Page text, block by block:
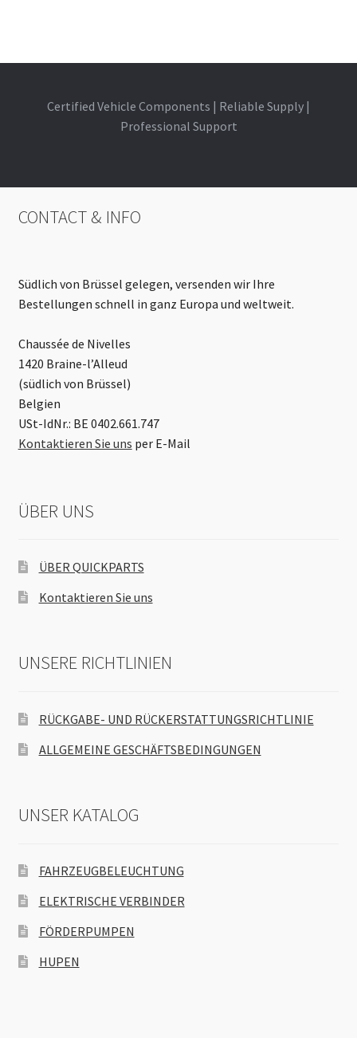
Certified Vehicle Components | Reliable Supply |
Professional Support
CONTACT & INFO
Südlich von Brüssel gelegen, versenden wir Ihre
Bestellungen schnell in ganz Europa und weltweit.
Chaussée de Nivelles
1420 Braine-l’Alleud
(südlich von Brüssel)
Belgien
USt-IdNr.: BE 0402.661.747
Kontaktieren Sie uns per E-Mail
ÜBER UNS
ÜBER QUICKPARTS
Kontaktieren Sie uns
UNSERE RICHTLINIEN
RÜCKGABE- UND RÜCKERSTATTUNGSRICHTLINIE
ALLGEMEINE GESCHÄFTSBEDINGUNGEN
UNSER KATALOG
FAHRZEUGBELEUCHTUNG
ELEKTRISCHE VERBINDER
FÖRDERPUMPEN
HUPEN